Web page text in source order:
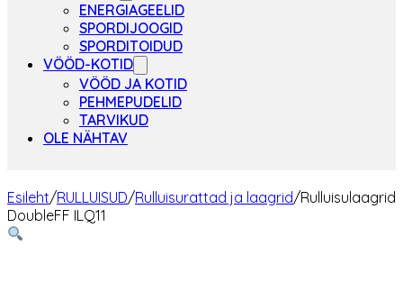
ENERGIAGEELID
SPORDIJOOGID
SPORDITOIDUD
VÖÖD-KOTID
VÖÖD JA KOTID
PEHMEPUDELID
TARVIKUD
OLE NÄHTAV
Esileht/RULLUISUD/Rulluisurattad ja laagrid/Rulluisulaagrid
DoubleFF ILQ11